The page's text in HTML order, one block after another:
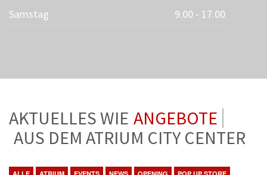
Samstag
9.00 - 17.00
AKTUELLES WIE NEWS
AUS DEM ATRIUM CITY CENTER